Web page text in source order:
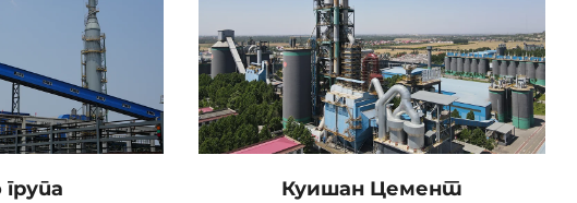
група Куишан Цемент